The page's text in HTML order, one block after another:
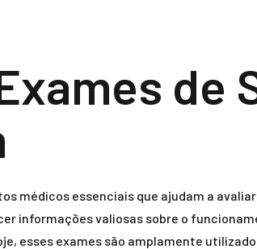
de
médicos essenciais que ajudam a
informações valiosas sobre o
esses exames são amplamente